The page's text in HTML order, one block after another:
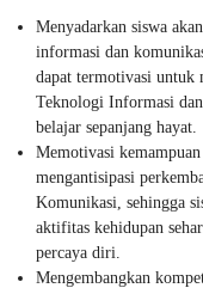
Menyadarkan siswa
informasi dan
dapat termotivasi untuk
Teknologi Informasi
belajar sepanjang hayat.
Memotivasi
mengantisipasi
Komunikasi, sehingga
aktifitas kehidupan
percaya diri.
Mengembangkan